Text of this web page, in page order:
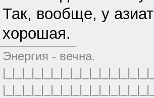
Так, вообще, у
хорошая.
Энергия - вечна.